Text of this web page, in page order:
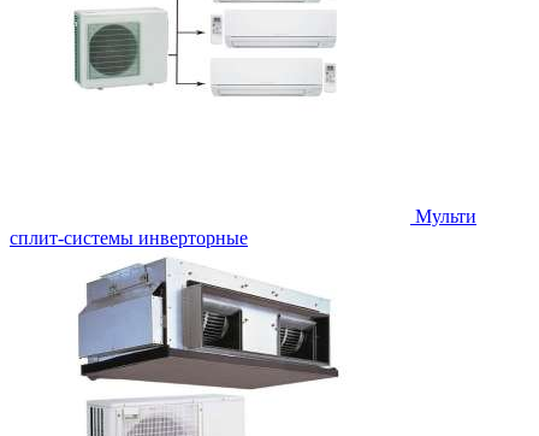
Мульти
сплит-системы инверторные